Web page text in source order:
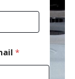
*
d
e
*
*